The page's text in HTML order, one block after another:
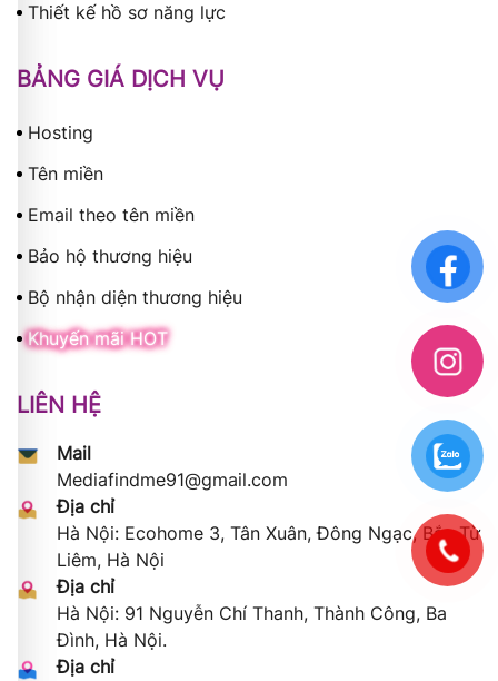
Thiết kế hồ sơ năng lực
BẢNG GIÁ DỊCH VỤ
Hosting
Tên miền
Email theo tên miền
Bảo hộ thương hiệu
Bộ nhận diện thương hiệu
Khuyến mãi HOT
LIÊN HỆ
Mail
Mediafindme91@gmail.com
Địa chỉ
Hà Nội: Ecohome 3, Tân Xuân, Đông Ngạc, Bắc Từ
Liêm, Hà Nội
Địa chỉ
Hà Nội: 91 Nguyễn Chí Thanh, Thành Công, Ba
Đình, Hà Nội.
Địa chỉ